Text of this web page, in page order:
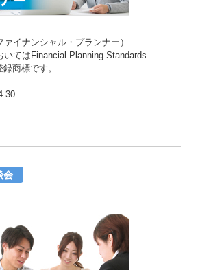
ナンシャル・プランナー）
てはFinancial Planning Standards
商標です。
会